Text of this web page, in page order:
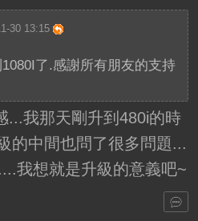
30 13:15
了.感謝所有朋友的支持
...我那天剛升到480i的時
的中間也問了很多問題...
我想就是升級的意義吧~